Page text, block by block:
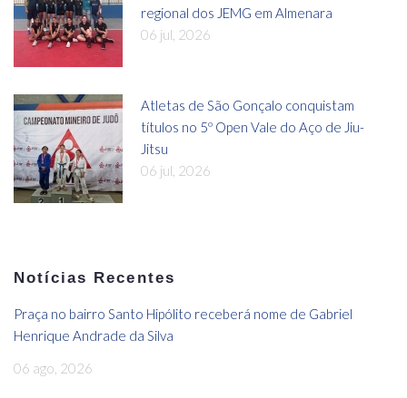
regional dos JEMG em Almenara
06 jul, 2026
Atletas de São Gonçalo conquistam
títulos no 5º Open Vale do Aço de Jiu-
Jitsu
06 jul, 2026
Notícias Recentes
Praça no bairro Santo Hipólito receberá nome de Gabriel
Henrique Andrade da Silva
06 ago, 2026